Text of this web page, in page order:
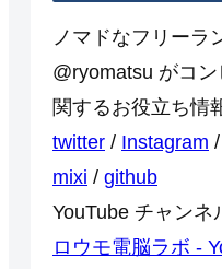
ノマドなフリーラ
@ryomatsu がコ
関するお役立ち情
twitter / Instagram /
mixi / github
YouTube チャンネ
ロウモ電脳ラボ -